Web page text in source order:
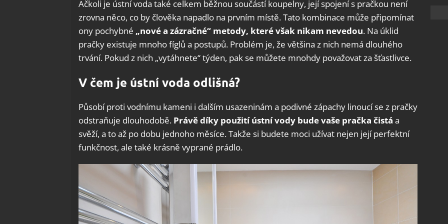
Ačkoli je ústní voda také celkem běžnou součástí koupelny, její spojení s pračkou není
zrovna něco, co by člověka napadlo na prvním místě. Tato kombinace může připomínat
ony pochybné „nové a zázračné“ metody, které však nikam nevedou. Na úklid
pračky existuje mnoho fíglů a postupů. Problém je, že většina z nich nemá dlouhého
trvání. Pokud z nich „vytáhnete“ týden, pak se můžete mnohdy považovat za šťastlivce.
V čem je ústní voda odlišná?
Působí proti vodnímu kameni i dalším usazeninám a podivné zápachy linoucí se z pračky
odstraňuje dlouhodobě. Právě díky použití ústní vody bude vaše pračka čistá a
svěží, a to až po dobu jednoho měsíce. Takže si budete moci užívat nejen její perfektní
funkčnost, ale také krásně vyprané prádlo.